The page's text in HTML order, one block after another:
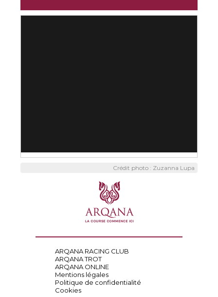
Crédit photo : Zuzanna Lupa
ARQANA RACING CLUB
ARQANA TROT
ARQANA ONLINE
Mentions légales
Politique de confidentialité
Cookies